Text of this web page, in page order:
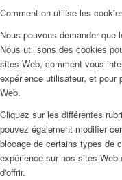
Comment on utilise les
Nous pouvons demander
Nous utilisons des cookies
sites Web, comment vous
expérience utilisateur, et pour
Web.
Cliquez sur les différentes
pouvez également modifier
blocage de certains types de
expérience sur nos sites
d'offrir.